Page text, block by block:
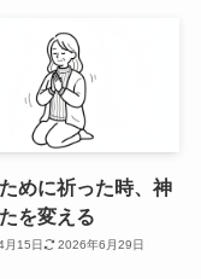
めに祈った時、神
を変える
月15日 2026年6月29日